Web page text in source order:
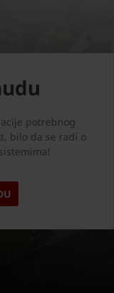
potrebnog
bilo da se radi o